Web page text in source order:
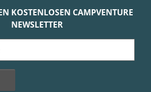
KOSTENLOSEN CAMPVENTURE
NEWSLETTER